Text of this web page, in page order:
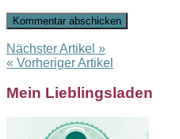
Nächster Artikel »
« Vorheriger Artikel
Mein Lieblingsladen